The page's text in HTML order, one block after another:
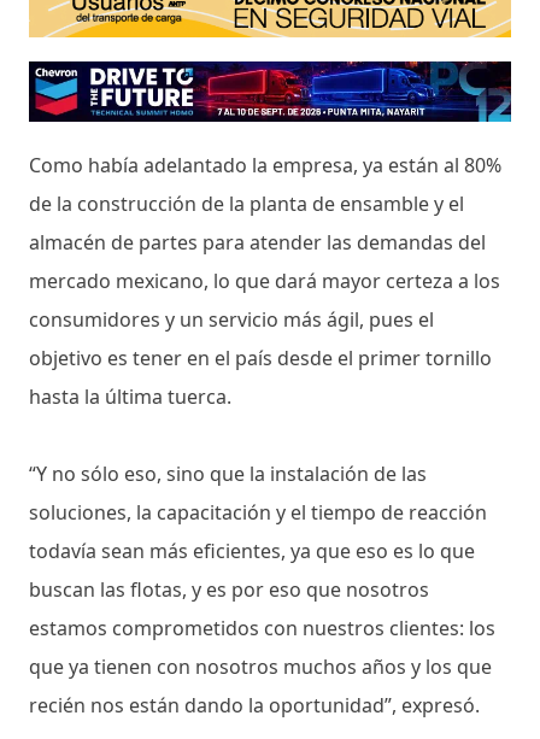
Como había adelantado la empresa, ya están al 80%
de la construcción de la planta de ensamble y el
almacén de partes para atender las demandas del
mercado mexicano, lo que dará mayor certeza a los
consumidores y un servicio más ágil, pues el
objetivo es tener en el país desde el primer tornillo
hasta la última tuerca.
“Y no sólo eso, sino que la instalación de las
soluciones, la capacitación y el tiempo de reacción
todavía sean más eficientes, ya que eso es lo que
buscan las flotas, y es por eso que nosotros
estamos comprometidos con nuestros clientes: los
que ya tienen con nosotros muchos años y los que
recién nos están dando la oportunidad”, expresó.